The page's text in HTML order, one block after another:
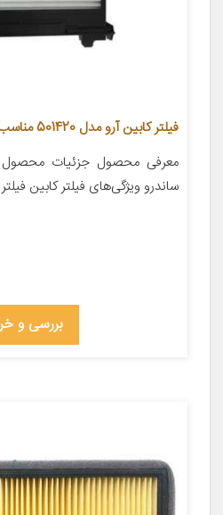
فیلتر کابین آرو مدل 501420 مناسب برای رنو ساندرو
معرفی محصول جزئیات محصول
ساندرو ویژگی‌های فیلتر کابین
بررسی و